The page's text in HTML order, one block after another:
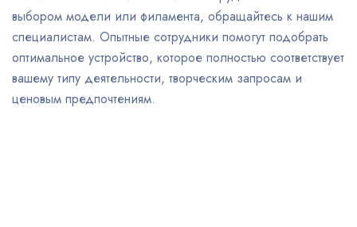
выбором модели или филамента, обращайтесь к нашим
специалистам. Опытные сотрудники помогут подобрать
оптимальное устройство, которое полностью соответствует
вашему типу деятельности, творческим запросам и
ценовым предпочтениям.